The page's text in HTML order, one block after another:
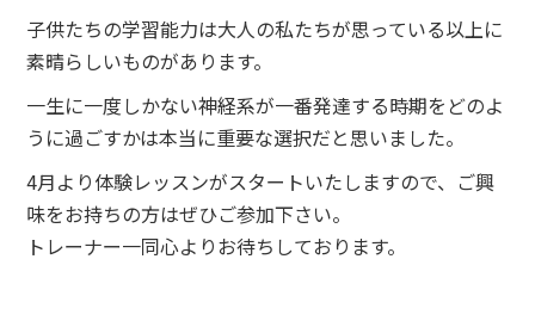
子供たちの学習能力は大人の私たちが思っている以上に
素晴らしいものがあります。
一生に一度しかない神経系が一番発達する時期をどのよ
うに過ごすかは本当に重要な選択だと思いました。
4月より体験レッスンがスタートいたしますので、ご興
味をお持ちの方はぜひご参加下さい。
トレーナー一同心よりお待ちしております。